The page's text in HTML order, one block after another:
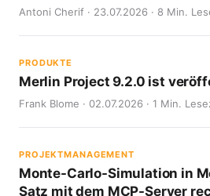
Antoni Cherif · 23.07.2026 · 8 Min.
PRODUKTE
Merlin Project 9.2.0 ist
Frank Blome · 02.07.2026 · 1 Min.
PROJEKTMANAGEMENT
Monte-Carlo-Simulation in
Satz mit dem MCP-Server